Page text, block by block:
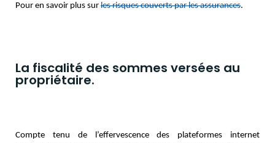
Pour en savoir plus sur les risques couverts par les assurances.
La fiscalité des sommes versées au
propriétaire.
Compte tenu de l’effervescence des plateformes internet